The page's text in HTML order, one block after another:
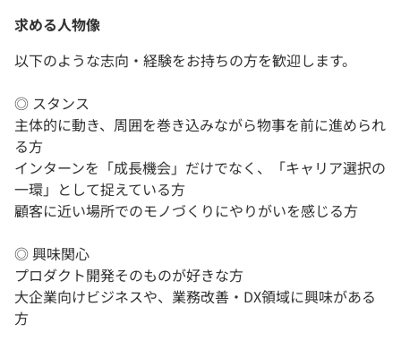
求める人物像
以下のような志向・経験をお持ちの方を歓迎します。
◎ スタンス
主体的に動き、周囲を巻き込みながら物事を前に進められ
る方
インターンを「成長機会」だけでなく、「キャリア選択の
一環」として捉えている方
顧客に近い場所でのモノづくりにやりがいを感じる方
◎ 興味関心
プロダクト開発そのものが好きな方
大企業向けビジネスや、業務改善・DX領域に興味がある
方